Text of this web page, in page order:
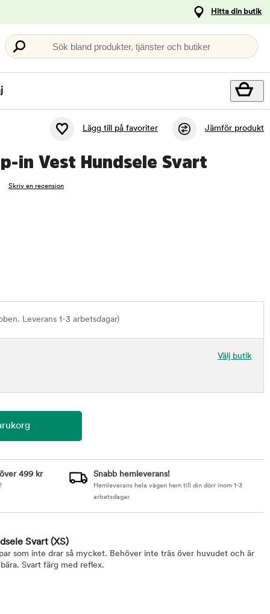
Hitta din butik
Sök bland produkter, tjänster och butiker
Lägg till på favoriter Jämför produkt
in Vest Hundsele Svart
Skriv en recension
Leverans 1-3 arbetsdagar)
Välj butik
499 kr Snabb hemleverans!
Hemleverans hela vägen hem till din dörr inom 1-3
arbetsdagar.
Svart (XS)
som inte drar så mycket. Behöver inte träs över huvudet och är
Svart färg med reflex.